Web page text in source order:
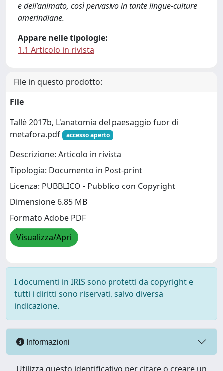
e dell’animato, così pervasivo in tante lingue-culture
amerindiane.
Appare nelle tipologie:
1.1 Articolo in rivista
File in questo prodotto:
File
Tallè 2017b, L'anatomia del paesaggio fuor di
metafora.pdf
accesso aperto
Descrizione: Articolo in rivista
Tipologia: Documento in Post-print
Licenza: PUBBLICO - Pubblico con Copyright
Dimensione 6.85 MB
Formato Adobe PDF
Visualizza/Apri
I documenti in IRIS sono protetti da copyright e
tutti i diritti sono riservati, salvo diversa
indicazione.
Informazioni
Utilizza questo identificativo per citare o creare un